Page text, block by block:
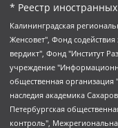
* Реестр иностранных
Калининградская региональная общественная организация "Экозащита!-Женсовет", Фонд содействия защите прав и свобод граждан "Общественный вердикт", Фонд "Институт Развития Свободы Информации", Частное учреждение "Информационное агентство МЕМО. РУ", Региональная общественная организация "Общественная комиссия по сохранению наследия академика Сахарова", Фонд поддержки свободы прессы, Санкт-Петербургская общественная правозащитная организация "Гражданский контроль", Межрегиональная общественная организация "Информационно-просветительский центр "Мемориал", Региональный Фонд "Центр Защиты Прав Средств Массовой Информации", с 05.12.2023 Фонд "Центр Защиты Прав Средств массовой информации", Региональная общественная благотворительная организация помощи беженцам и мигрантам "Гражданское содействие", Негосударственное образовательное учреждение дополнительного профессионального образования (повышение квалификации) специалистов "АКАДЕМИЯ ПО ПРАВАМ ЧЕЛОВЕКА", Свердловская региональная общественная организация "Сутяжник", Автономная некоммерческая организация "Центр независимых социологических исследований", Союз общественных объединений "Российский исследовательский центр по правам человека", Региональное общественное учреждение научно-информационный центр "МЕМОРИАЛ", Некоммерческая организация "Фонд защиты гласности", Автономная некоммерческая организация "Институт прав человека", Городская общественная организация "Екатеринбургское общество "МЕМОРИАЛ", Городская общественная организация "Рязанское историко-просветительское и правозащитное общество "Мемориал" (Рязанский Мемориал), Челябинский региональный орган общественной самодеятельности – женское общественное объединение "Женщины Евразии", Челябинский региональный орган общественной самодеятельности "Уральская правозащитная группа", Фонд содействия защите здоровья и социальной справедливости имени Андрея Рылькова, Автономная Некоммерческая Организация "Аналитический Центр Юрия Левады", Автономная некоммерческая организация социальной поддержки населения "Проект Апрель", Региональная общественная организация помощи женщинам и детям, находящимся в кризисной ситуации "Информационно-методический центр "Анна", Фонд содействия развитию массовых коммуникаций и правовому просвещению "Так-так-Так", Фонд содействия устойчивому развитию "Серебряная тайга", Свердловский региональный общественный фонд социальных проектов "Новое время", "Idel.Реалии", Кавказ.Реалии, Крым.Реалии, Телеканал Настоящее Время, Татаро-башкирская служба Радио Свобода (Azatliq Radiosi), Радио Свободная Европа/Радио Свобода (PCE/PC), "Сибирь.Реалии", "Фактограф", Благотворительный фонд помощи осужденным и их семьям, Автономная некоммерческая организация "Институт глобализации и социальных движений", Фонд "В защиту прав заключенных", Частное учреждение "Центр поддержки и содействия развитию средств массовой информации", Пензенский региональный общественный благотворительный фонд "Гражданский союз", "Север.Реалии", Некоммерческая организация Фонд "Правовая инициатива", Общество с ограниченной ответственностью "Радио Свободная Европа/Радио Свобода", Чешское информационное агентство "MEDIUM-ORIENT", Красноярская региональная общественная организация "Мы против СПИДа", Камалягин Денис Николаевич, Маркелов Сергей Евгеньевич, Пономарев Лев Александрович, Савицкая Людмила Алексеевна, Автономная некоммерческая организация "Центр по работе с проблемой насилия "НАСИЛИЮ.НЕТ", Межрегиональный профессиональный союз работников здравоохранения "Альянс врачей", Юридическое лицо, зарегистрированное в Латвийской Республике, SIA "Medusa Project" (регистрационный номер 40103797863, дата регистрации 10.06.2014), Некоммерческая организация "Фонд по борьбе с коррупцией", Автономная некоммерческая